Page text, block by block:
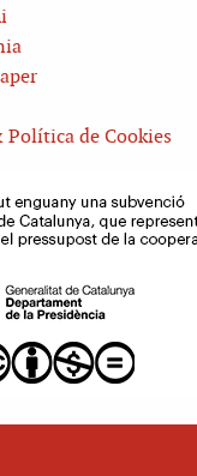
Política de Cookies